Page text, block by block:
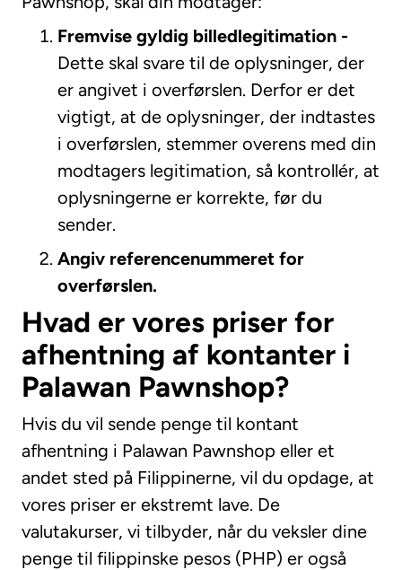
Fremvise gyldig billedlegitimation -
Dette skal svare til de oplysninger, der
er angivet i overførslen. Derfor er det
vigtigt, at de oplysninger, der indtastes
i overførslen, stemmer overens med din
modtagers legitimation, så kontrollér, at
oplysningerne er korrekte, før du
sender.
Angiv referencenummeret for
overførslen.
Hvad er vores priser for
afhentning af kontanter i
Palawan Pawnshop?
Hvis du vil sende penge til kontant
afhentning i Palawan Pawnshop eller et
andet sted på Filippinerne, vil du opdage, at
vores priser er ekstremt lave. De
valutakurser, vi tilbyder, når du veksler dine
penge til filippinske pesos (PHP) er også